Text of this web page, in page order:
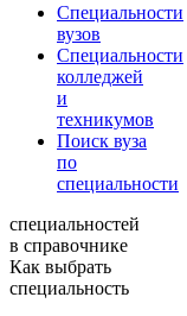
Специальности
вузов
Специальности
колледжей
и
техникумов
Поиск вуза
по
специальности
специальностей
в справочнике
Как выбрать
специальность